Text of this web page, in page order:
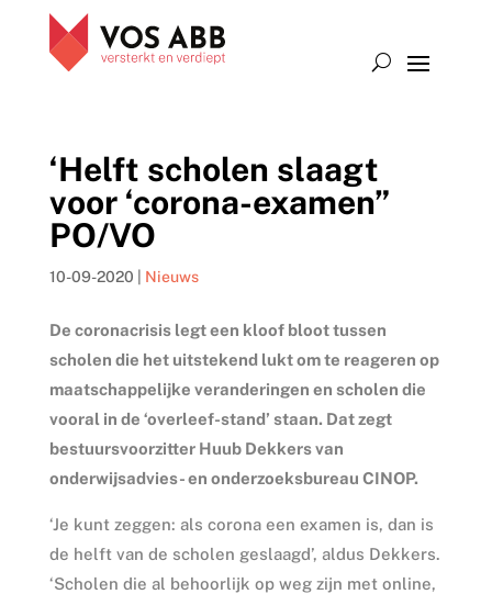
‘Helft scholen slaagt
voor ‘corona-examen”
PO/VO
10-09-2020 Nieuws
De coronacrisis legt een kloof bloot tussen
scholen die het uitstekend lukt om te reageren op
maatschappelijke veranderingen en scholen die
vooral in de ‘overleef-stand’ staan. Dat zegt
bestuursvoorzitter Huub Dekkers van
onderwijsadvies- en onderzoeksbureau CINOP.
‘Je kunt zeggen: als corona een examen is, dan is
de helft van de scholen geslaagd’, aldus Dekkers.
‘Scholen die al behoorlijk op weg zijn met online,